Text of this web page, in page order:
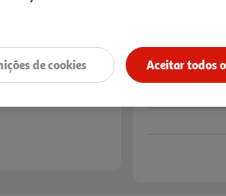
Aceitar todos
de cookies